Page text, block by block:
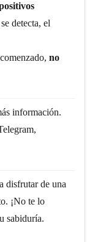
detecta, el
no
información.
disfrutar de una
¡No te lo
sabiduría.